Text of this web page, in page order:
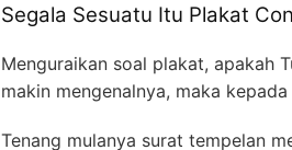
Segala Sesuatu Itu Plakat
Menguraikan soal plakat, apakah
makin mengenalnya, maka
Tenang mulanya surat tempelan